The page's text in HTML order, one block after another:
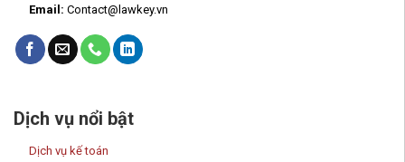
Email: Contact@lawkey.vn
Dịch vụ nổi bật
Dịch vụ kế toán